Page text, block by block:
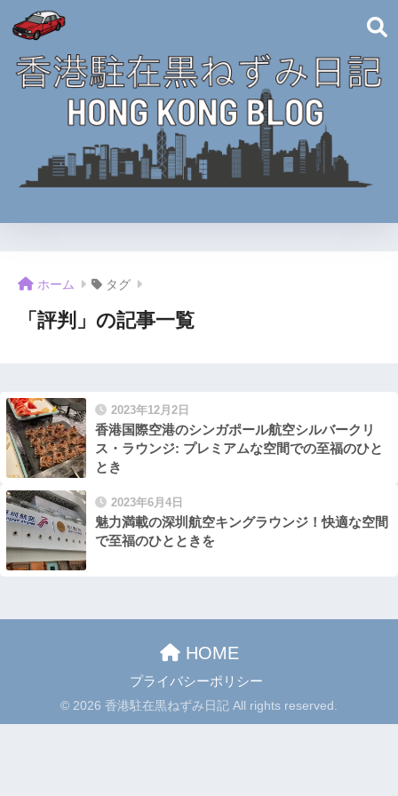
ホーム タグ
「評判」の記事一覧
2023年12月2日
香港国際空港のシンガポール航空シルバークリ
ス・ラウンジ: プレミアムな空間での至福のひと
とき
2023年6月4日
魅力満載の深圳航空キングラウンジ！快適な空間
で至福のひとときを
HOME
プライバシーポリシー
© 2026 香港駐在黒ねずみ日記 All rights reserved.